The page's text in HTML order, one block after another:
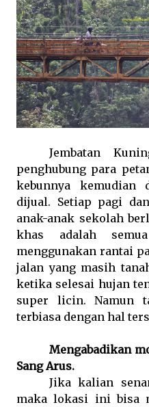
Jembatan
penghubung para
kebunnya kemudian
dijual. Setiap pagi
anak-anak sekolah
khas adalah
menggunakan rantai
jalan yang masih
ketika selesai hujan
super licin. Namun
terbiasa dengan hal
Mengabadikan
Sang Arus.
Jika kalian
maka lokasi ini bisa